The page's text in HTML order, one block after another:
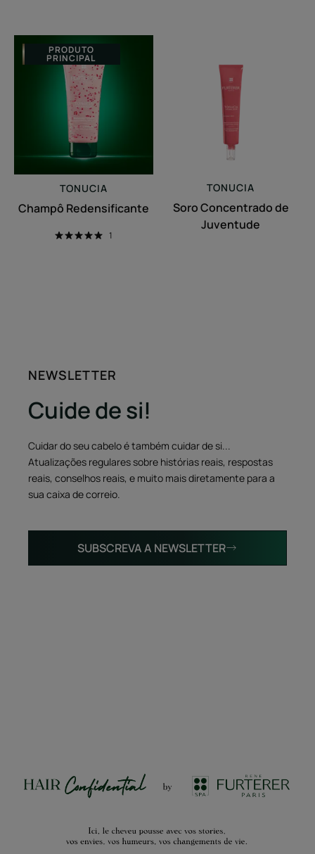
Champô
Redensificante
PRODUTO
PRINCIPAL
TONUCIA
Champô Redensificante
1
de
Juventude
TONUCIA
Soro Concentrado de
Juventude
NEWSLETTER
Cuide de si!
Cuidar do seu cabelo é também cuidar de si...
Atualizações regulares sobre histórias reais, respostas
reais, conselhos reais, e muito mais diretamente para a
sua caixa de correio.
SUBSCREVA A NEWSLETTER